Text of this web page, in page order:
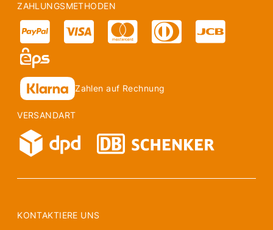
ZAHLUNGSMETHODEN
Zahlen auf Rechnung
VERSANDART
KONTAKTIERE UNS